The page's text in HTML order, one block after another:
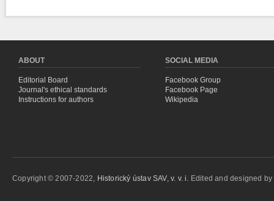
ABOUT
Editorial Board
Journal's ethical standards
Instructions for authors
SOCIAL MEDIA
Facebook Group
Facebook Page
Wikipedia
Copyright © 2007-2022, Historický ústav SAV, v. v. i. Edited and designed by